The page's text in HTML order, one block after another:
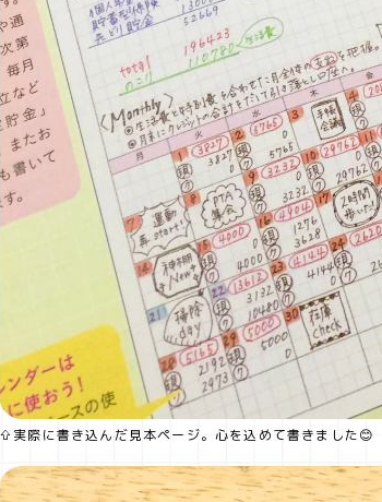
⇧実際に書き込んだ見本ページ。心を込めて書きました😊